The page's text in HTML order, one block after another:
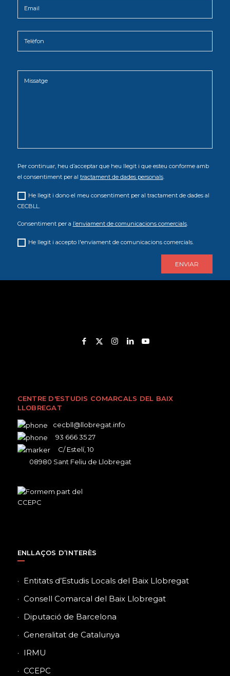
Per continuar, heu d’acceptar que heu llegit i que esteu conforme amb
el consentiment per al tractament de dades personals.
He llegit i dono el meu consentiment per al tractament de dades al
CECBLL.
Consentiment per a l’enviament de comunicacions comercials.
He llegit i accepto l'enviament de comunicacions comercials.
CENTRE D'ESTUDIS COMARCALS DEL BAIX
LLOBREGAT
cecbll@llobregat.info
93 666 35 27
C/ Estelí, 10
08980 Sant Feliu de Llobregat
ENLLAÇOS D’INTERÈS
Entitats d’Estudis Locals del Baix Llobregat
Consell Comarcal del Baix Llobregat
Diputació de Barcelona
Generalitat de Catalunya
IRMU
CCEPC